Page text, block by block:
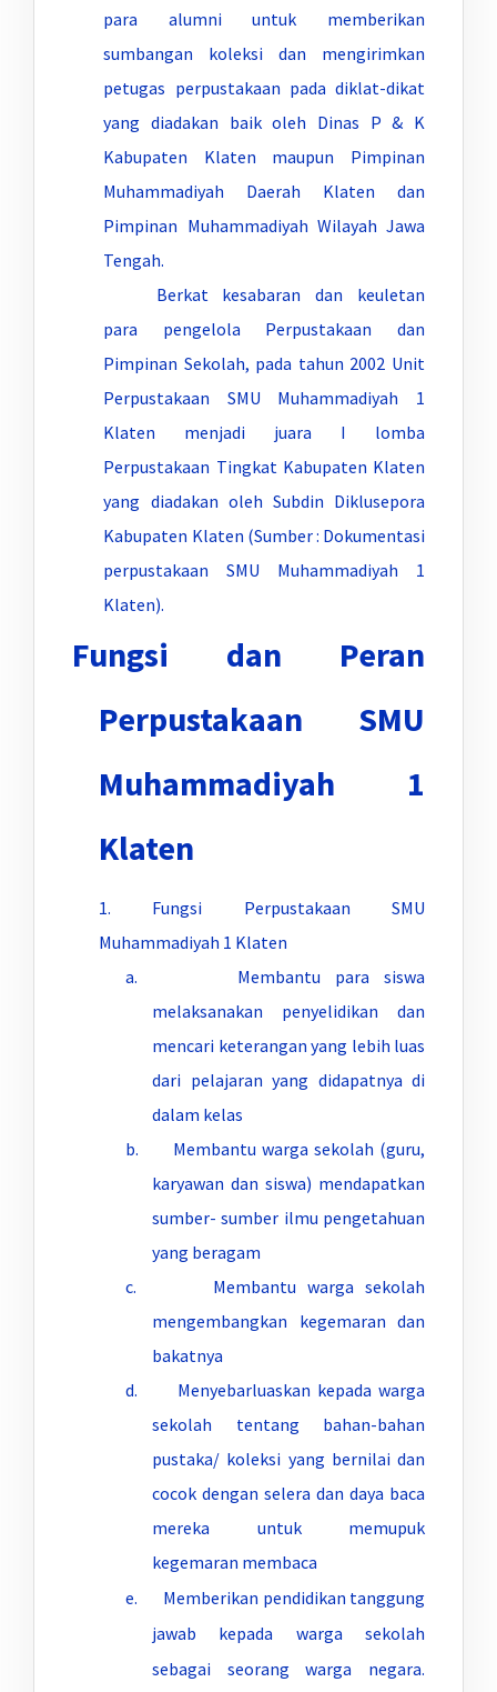
para alumni untuk memberikan
sumbangan koleksi dan mengirimkan
petugas perpustakaan pada diklat-dikat
yang diadakan baik oleh Dinas P & K
Kabupaten Klaten maupun Pimpinan
Muhammadiyah Daerah Klaten dan
Pimpinan Muhammadiyah Wilayah Jawa
Tengah.
Berkat kesabaran dan keuletan
para pengelola Perpustakaan dan
Pimpinan Sekolah, pada tahun 2002 Unit
Perpustakaan SMU Muhammadiyah 1
Klaten menjadi juara I lomba
Perpustakaan Tingkat Kabupaten Klaten
yang diadakan oleh Subdin Diklusepora
Kabupaten Klaten (Sumber : Dokumentasi
perpustakaan SMU Muhammadiyah 1
Klaten).
Fungsi dan Peran
Perpustakaan SMU
Muhammadiyah 1
Klaten
1. Fungsi Perpustakaan SMU
Muhammadiyah 1 Klaten
a. Membantu para siswa
melaksanakan penyelidikan dan
mencari keterangan yang lebih luas
dari pelajaran yang didapatnya di
dalam kelas
b. Membantu warga sekolah (guru,
karyawan dan siswa) mendapatkan
sumber- sumber ilmu pengetahuan
yang beragam
c. Membantu warga sekolah
mengembangkan kegemaran dan
bakatnya
d. Menyebarluaskan kepada warga
sekolah tentang bahan-bahan
pustaka/ koleksi yang bernilai dan
cocok dengan selera dan daya baca
mereka untuk memupuk
kegemaran membaca
e. Memberikan pendidikan tanggung
jawab kepada warga sekolah
sebagai seorang warga negara.